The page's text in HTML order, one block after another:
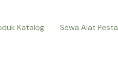
Katalog Sewa Alat Pesta